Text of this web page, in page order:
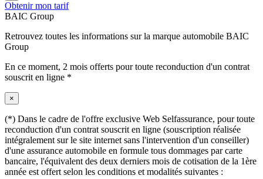
Obtenir mon tarif
BAIC Group
Retrouvez toutes les informations sur la marque automobile BAIC
Group
En ce moment, 2 mois offerts pour toute reconduction d'un contrat
souscrit en ligne *
×
(*) Dans le cadre de l'offre exclusive Web Selfassurance, pour toute
reconduction d'un contrat souscrit en ligne (souscription réalisée
intégralement sur le site internet sans l'intervention d'un conseiller)
d'une assurance automobile en formule tous dommages par carte
bancaire, l'équivalent des deux derniers mois de cotisation de la 1ère
année est offert selon les conditions et modalités suivantes :